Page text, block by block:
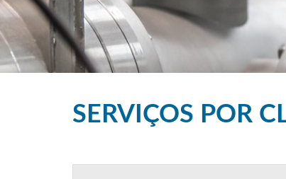
SERVIÇOS POR